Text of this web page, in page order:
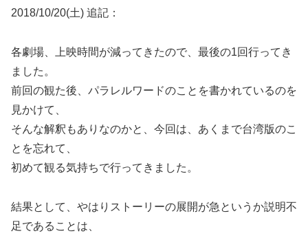
2018/10/20(土) 追記：
各劇場、上映時間が減ってきたので、最後の1回行ってき
ました。
前回の観た後、パラレルワードのことを書かれているのを
見かけて、
そんな解釈もありなのかと、今回は、あくまで台湾版のこ
とを忘れて、
初めて観る気持ちで行ってきました。
結果として、やはりストーリーの展開が急というか説明不
足であることは、